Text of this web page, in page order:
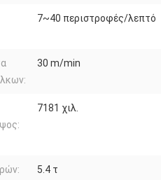
7~40 περιστροφές/λεπτό
30 m/min
7181 χιλ.
5.4 τ